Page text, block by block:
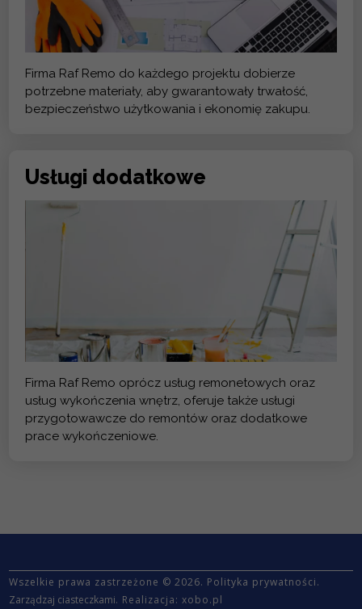
Firma Raf Remo do każdego projektu dobierze
potrzebne materiały, aby gwarantowały trwałość,
bezpieczeństwo użytkowania i ekonomię zakupu.
Usługi dodatkowe
Firma Raf Remo oprócz usług remonetowych oraz
usług wykończenia wnętrz, oferuje także usługi
przygotowawcze do remontów oraz dodatkowe
prace wykończeniowe.
Wszelkie prawa zastrzeżone © 2026. Polityka prywatności.
Zarządzaj ciasteczkami. Realizacja:xobo.pl